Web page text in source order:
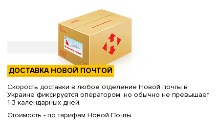
ДОСТАВКА НОВОЙ ПОЧТОЙ
Скорость доставки в любое отделение Новой почты в
Украине фиксируется оператором, но обычно не превышает
1-3 календарных дней.
Стоимость - по тарифам Новой Почты.